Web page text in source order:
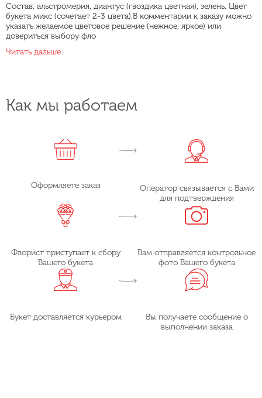
Состав: альстромерия, диантус (гвоздика цветная), зелень. Цвет
букета микс (сочетает 2-3 цвета).В комментарии к заказу можно
указать желаемое цветовое решение (нежное, яркое) или
довериться выбору фло
Читать дальше
Как мы работаем
Оформляете заказ
Оператор связывается с Вами
для подтверждения
Флорист приступает к сбору
Вашего букета
Вам отправляется контрольное
фото Вашего букета
Букет доставляется курьером
Вы получаете сообщение о
выполнении заказа